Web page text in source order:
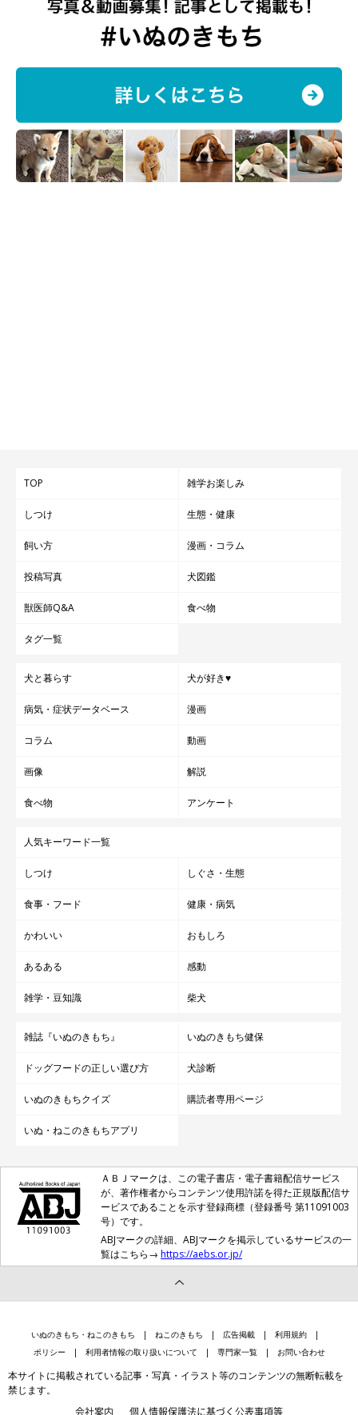
TOP 雑学お楽しみ
しつけ 生態・健康
飼い方 漫画・コラム
投稿写真 犬図鑑
獣医師Q&A 食べ物
タグ一覧
犬と暮らす 犬が好き♥
病気・症状データベース 漫画
コラム 動画
画像 解説
食べ物 アンケート
人気キーワード一覧
しつけ しぐさ・生態
食事・フード 健康・病気
かわいい おもしろ
あるある 感動
雑学・豆知識 柴犬
雑誌『いぬのきもち』 いぬのきもち健保
ドッグフードの正しい選び方 犬診断
いぬのきもちクイズ 購読者専用ページ
いぬ・ねこのきもちアプリ
ＡＢＪマークは、この電子書店・電子書籍配信サービス
が、著作権者からコンテンツ使用許諾を得た正規版配信サ
ービスであることを示す登録商標（登録番号 第11091003
号）です。
ABJマークの詳細、ABJマークを掲示しているサービスの一
覧はこちら→ https://aebs.or.jp/
いぬのきもち・ねこのきもち ねこのきもち 広告掲載
利用規約
ポリシー
利用者情報の取り扱いについて 専門家一覧 お問い合わせ
本サイトに掲載されている記事・写真・イラスト等のコンテンツの無断転載を
禁じます。
会社案内 個人情報保護法に基づく公表事項等